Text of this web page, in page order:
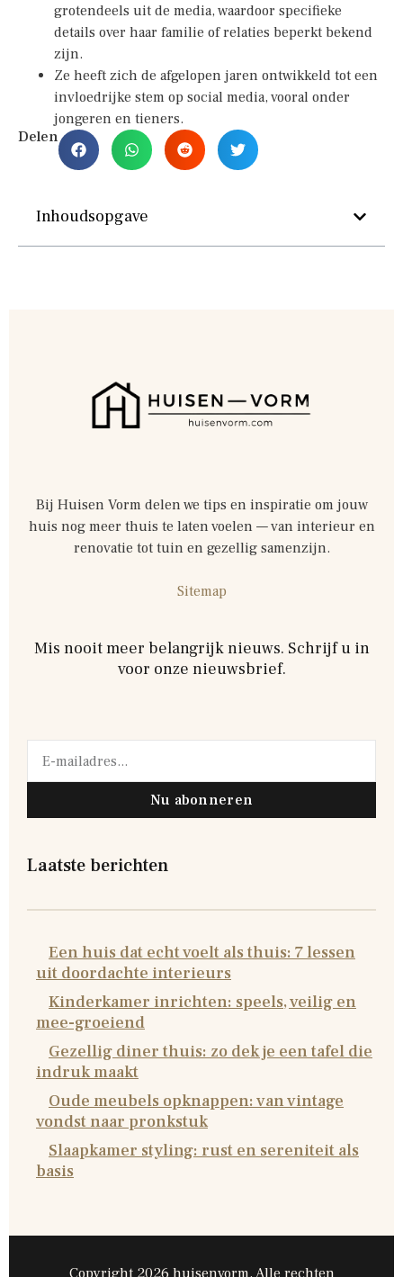
grotendeels uit de media, waardoor specifieke
details over haar familie of relaties beperkt bekend
zijn.
Ze heeft zich de afgelopen jaren ontwikkeld tot een
invloedrijke stem op social media, vooral onder
jongeren en tieners.
Delen
Inhoudsopgave
Bij Huisen Vorm delen we tips en inspiratie om jouw
huis nog meer thuis te laten voelen — van interieur en
renovatie tot tuin en gezellig samenzijn.
Sitemap
Mis nooit meer belangrijk nieuws. Schrijf u in
voor onze nieuwsbrief.
Nu abonneren
Laatste berichten
Een huis dat echt voelt als thuis: 7 lessen
uit doordachte interieurs
Kinderkamer inrichten: speels, veilig en
mee-groeiend
Gezellig diner thuis: zo dek je een tafel die
indruk maakt
Oude meubels opknappen: van vintage
vondst naar pronkstuk
Slaapkamer styling: rust en sereniteit als
basis